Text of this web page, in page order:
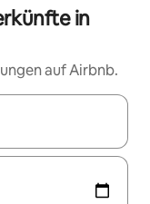
in
auf Airbnb.
mit den